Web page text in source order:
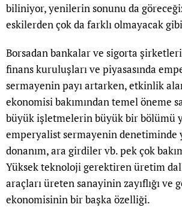
biliniyor, yenilerin sonunu da
eskilerden çok da farklı olmayacak
Borsadan bankalar ve sigorta
finans kuruluşları ve piyasasında
sermayenin payı artarken, etkinlik
ekonomisi bakımından temel öneme
büyük işletmelerin büyük bir bölümü
emperyalist sermayenin denetiminde
donanım, ara girdiler vb. pek çok
Yüksek teknoloji gerektiren üretim
araçları üreten sanayinin zayıflığı ve
ekonomisinin bir başka özelliği.